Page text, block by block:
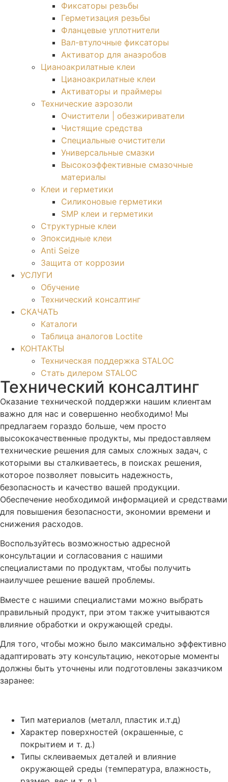
Фиксаторы резьбы
Герметизация резьбы
Фланцевые уплотнители
Вал-втулочные фиксаторы
Активатор для анаэробов
Цианоакрилатные клеи
Цианоакрилатные клеи
Активаторы и праймеры
Технические аэрозоли
Очистители | обезжириватели
Чистящие средства​
Специальные очистители
Универсальные смазки
Высокоэффективные смазочные
материалы
Клеи и герметики
Силиконовые герметики
SMP клеи и герметики
Структурные клеи
Эпоксидные клеи
Anti Seize
Защита от коррозии
УСЛУГИ
Обучение
Технический консалтинг
СКАЧАТЬ
Каталоги
Таблица аналогов Loctite
КОНТАКТЫ
Техническая поддержка STALOC
Стать дилером STALOC
Технический консалтинг
Оказание технической поддержки нашим клиентам
важно для нас и совершенно необходимо! Мы
предлагаем гораздо больше, чем просто
высококачественные продукты, мы предоставляем
технические решения для самых сложных задач, с
которыми вы сталкиваетесь, в поисках решения,
которое позволяет повысить надежность,
безопасность и качество вашей продукции.
Обеспечение необходимой информацией и средствами
для повышения безопасности, экономии времени и
снижения расходов.
Воспользуйтесь возможностью адресной
консультации и согласования с нашими
специалистами по продуктам, чтобы получить
наилучшее решение вашей проблемы.
Вместе с нашими специалистами можно выбрать
правильный продукт, при этом также учитываются
влияние обработки и окружающей среды.
Для того, чтобы можно было максимально эффективно
адаптировать эту консультацию, некоторые моменты
должны быть уточнены или подготовлены заказчиком
заранее:
Тип материалов (металл, пластик и.т.д)
Характер поверхностей (окрашенные, с
покрытием и т. д.)
Типы склеиваемых деталей и влияние
окружающей среды (температура, влажность,